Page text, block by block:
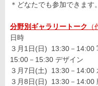
＊どなたでも参加できます。
分野別ギャラリートーク
日時
３月1日(日) 13:30－14:00
15:00－15:30 デザイン
３月7日(土) 13:30－14:00
３月8日(日) 13:30－14:00